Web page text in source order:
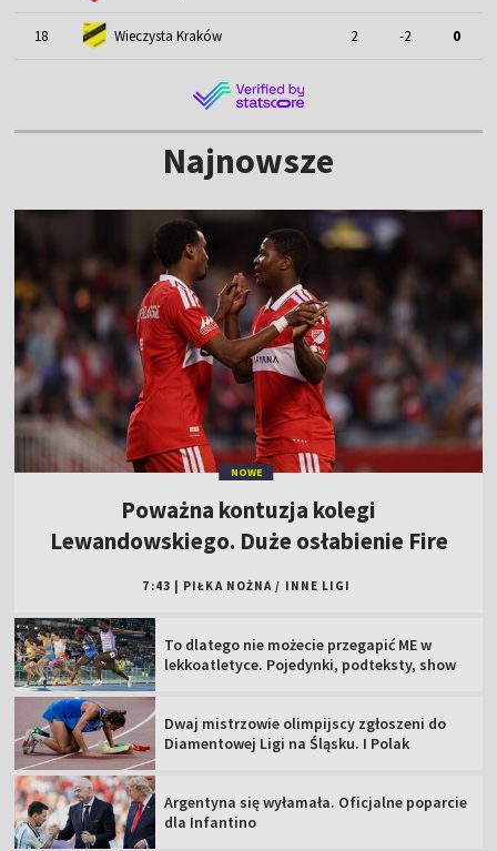
18 Wieczysta Kraków 2 -2 0
Najnowsze
NOWE
Poważna kontuzja kolegi
Lewandowskiego. Duże osłabienie Fire
7:43 PIŁKA NOŻNA / INNE LIGI
To dlatego nie możecie przegapić ME w
lekkoatletyce. Pojedynki, podteksty, show
Dwaj mistrzowie olimpijscy zgłoszeni do
Diamentowej Ligi na Śląsku. I Polak
Argentyna się wyłamała. Oficjalne poparcie
dla Infantino